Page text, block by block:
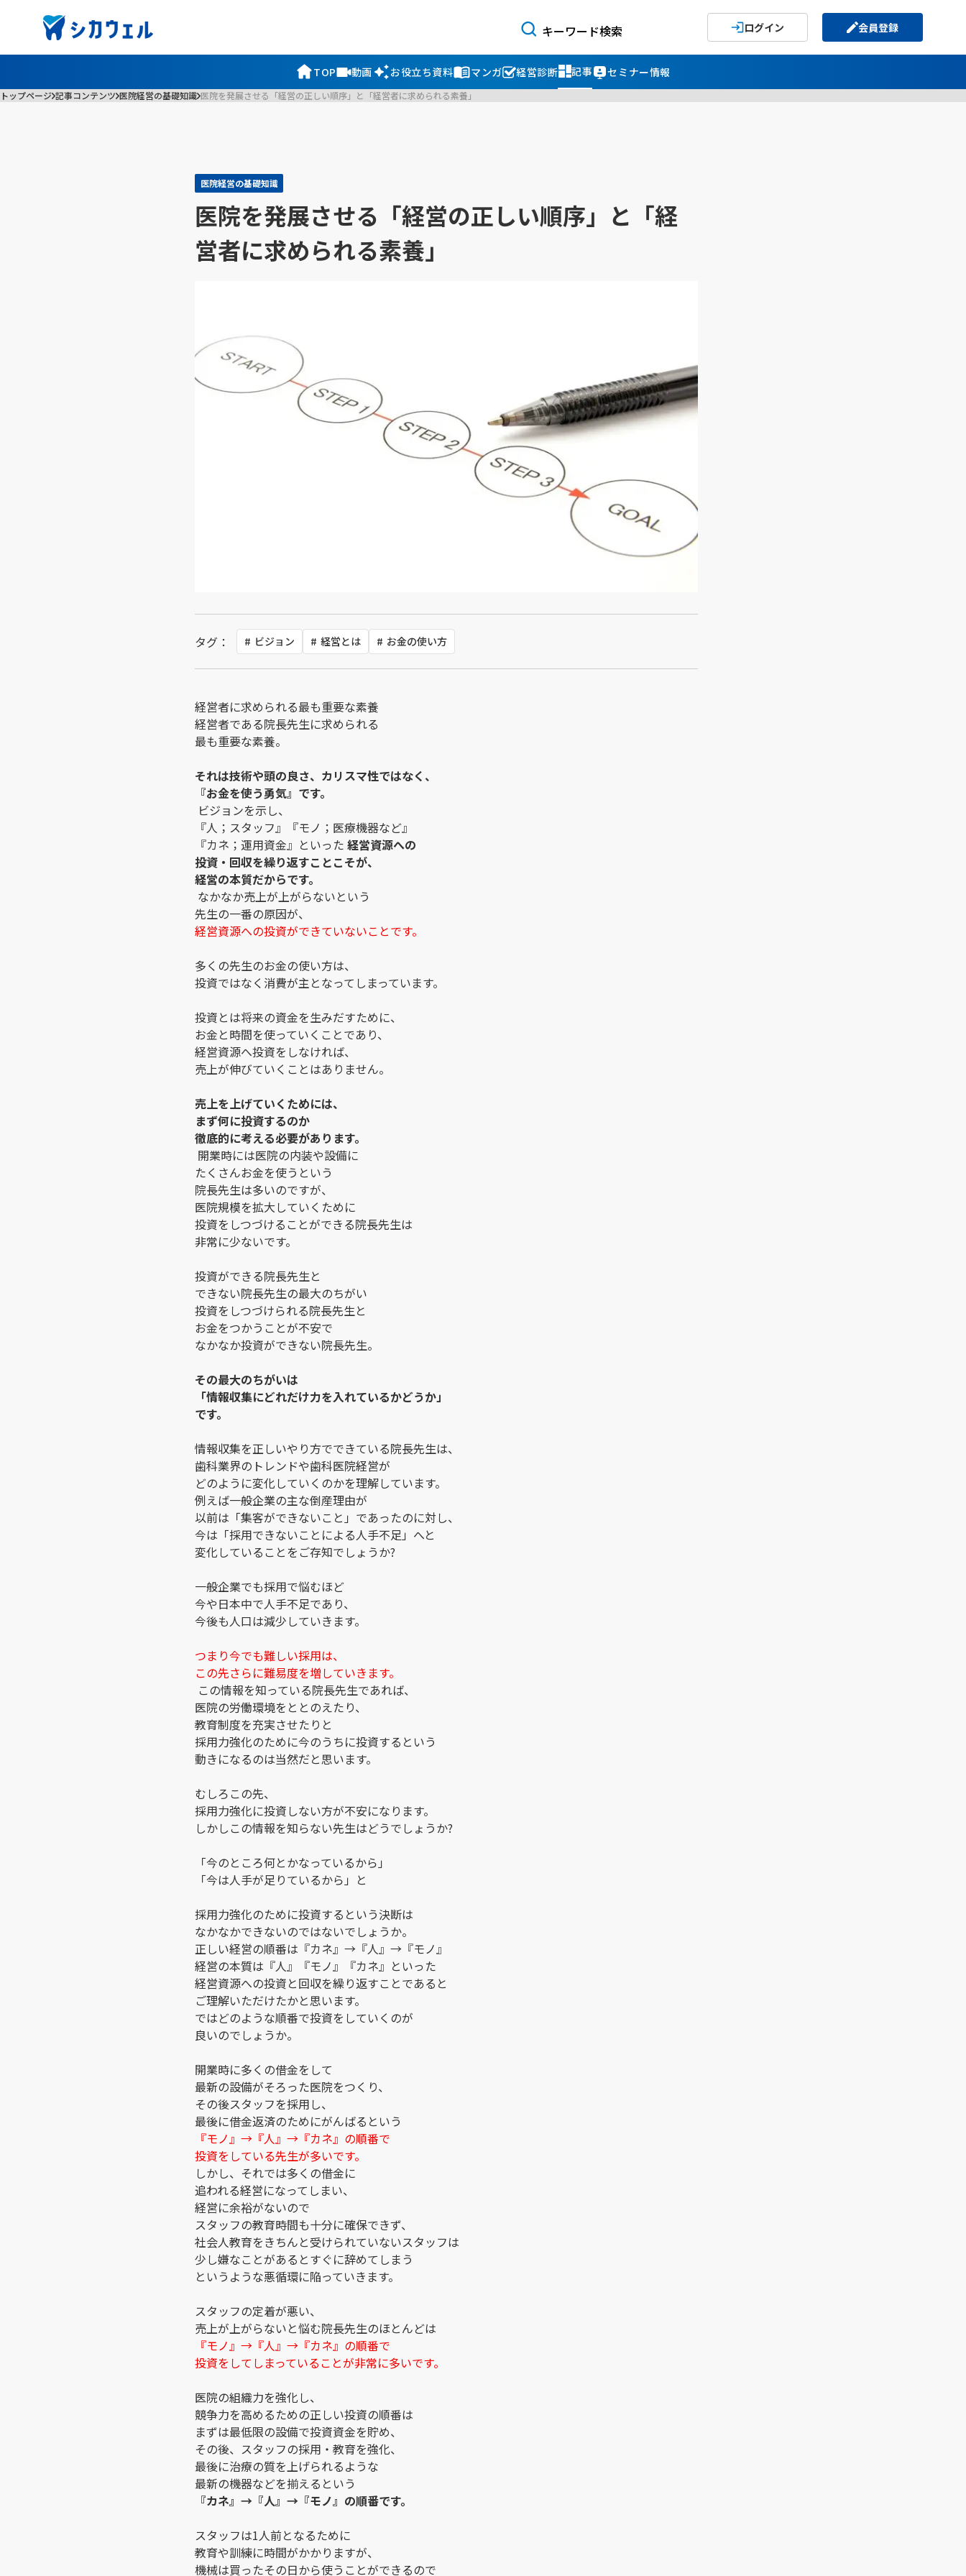
ログイン 会員登録
TOP 動画 お役立ち資料 マンガ 経営診断 記事 セミナー情報
トップページ 記事コンテンツ 医院経営の基礎知識 医院を発展させる「経営の正しい順序」と「経営者に求められる素養」
医院経営の基礎知識
医院を発展させる「経営の正しい順序」と「経
営者に求められる素養」
タグ： ビジョン 経営とは お金の使い方
経営者に求められる最も重要な素養
経営者である院長先生に求められる
最も重要な素養。
それは技術や頭の良さ、カリスマ性ではなく、
『お金を使う勇気』です。
ビジョンを示し、
『人；スタッフ』『モノ；医療機器など』
『カネ；運用資金』といった 経営資源への
投資・回収を繰り返すことこそが、
経営の本質だからです。
なかなか売上が上がらないという
先生の一番の原因が、
経営資源への投資ができていないことです。
多くの先生のお金の使い方は、
投資ではなく消費が主となってしまっています。
投資とは将来の資金を生みだすために、
お金と時間を使っていくことであり、
経営資源へ投資をしなければ、
売上が伸びていくことはありません。
売上を上げていくためには、
まず何に投資するのか
徹底的に考える必要があります。
開業時には医院の内装や設備に
たくさんお金を使うという
院長先生は多いのですが、
医院規模を拡大していくために
投資をしつづけることができる院長先生は
非常に少ないです。
投資ができる院長先生と
できない院長先生の最大のちがい
投資をしつづけられる院長先生と
お金をつかうことが不安で
なかなか投資ができない院長先生。
その最大のちがいは
「情報収集にどれだけ力を入れているかどうか」
です。
情報収集を正しいやり方でできている院長先生は、
歯科業界のトレンドや歯科医院経営が
どのように変化していくのかを理解しています。
例えば一般企業の主な倒産理由が
以前は「集客ができないこと」であったのに対し、
今は「採用できないことによる人手不足」へと
変化していることをご存知でしょうか?
一般企業でも採用で悩むほど
今や日本中で人手不足であり、
今後も人口は減少していきます。
つまり今でも難しい採用は、
この先さらに難易度を増していきます。
この情報を知っている院長先生であれば、
医院の労働環境をととのえたり、
教育制度を充実させたりと
採用力強化のために今のうちに投資するという
動きになるのは当然だと思います。
むしろこの先、
採用力強化に投資しない方が不安になります。
しかしこの情報を知らない先生はどうでしょうか?
「今のところ何とかなっているから」
「今は人手が足りているから」と
採用力強化のために投資するという決断は
なかなかできないのではないでしょうか。
正しい経営の順番は『カネ』→『人』→『モノ』
経営の本質は『人』『モノ』『カネ』といった
経営資源への投資と回収を繰り返すことであると
ご理解いただけたかと思います。
ではどのような順番で投資をしていくのが
良いのでしょうか。
開業時に多くの借金をして
最新の設備がそろった医院をつくり、
その後スタッフを採用し、
最後に借金返済のためにがんばるという
『モノ』→『人』→『カネ』の順番で
投資をしている先生が多いです。
しかし、それでは多くの借金に
追われる経営になってしまい、
経営に余裕がないので
スタッフの教育時間も十分に確保できず、
社会人教育をきちんと受けられていないスタッフは
少し嫌なことがあるとすぐに辞めてしまう
というような悪循環に陥っていきます。
スタッフの定着が悪い、
売上が上がらないと悩む院長先生のほとんどは
『モノ』→『人』→『カネ』の順番で
投資をしてしまっていることが非常に多いです。
医院の組織力を強化し、
競争力を高めるための正しい投資の順番は
まずは最低限の設備で投資資金を貯め、
その後、スタッフの採用・教育を強化、
最後に治療の質を上げられるような
最新の機器などを揃えるという
『カネ』→『人』→『モノ』の順番です。
スタッフは1人前となるために
教育や訓練に時間がかかりますが、
機械は買ったその日から使うことができるので